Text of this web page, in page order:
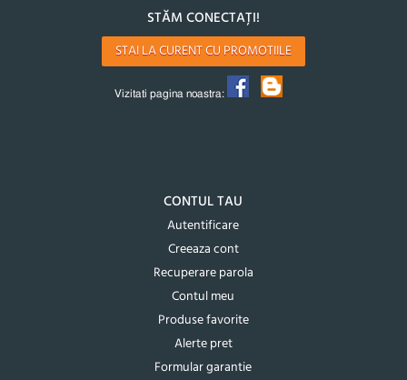
STĂM CONECTAȚI!
STAI LA CURENT CU PROMOTIILE
Vizitati pagina noastra:
CONTUL TAU
Autentificare
Creeaza cont
Recuperare parola
Contul meu
Produse favorite
Alerte pret
Formular garantie